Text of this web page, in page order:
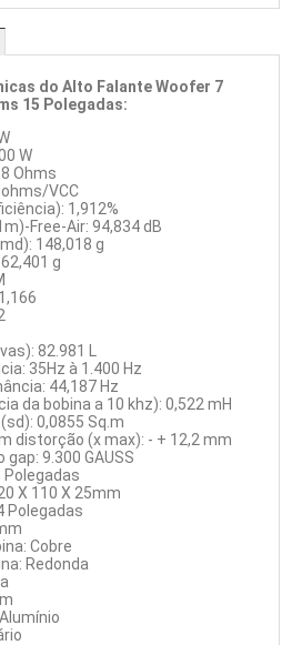
do Alto Falante Woofer 7
15 Polegadas:
W
Ohms
VCC
1,912%
Free-Air: 94,834 dB
148,018 g
g
82.981 L
35Hz à 1.400 Hz
44,187 Hz
da bobina a 10 khz): 0,522 mH
0,0855 Sq.m
distorção (x max): - + 12,2 mm
gap: 9.300 GAUSS
Polegadas
X 110 X 25mm
Polegadas
Cobre
Redonda